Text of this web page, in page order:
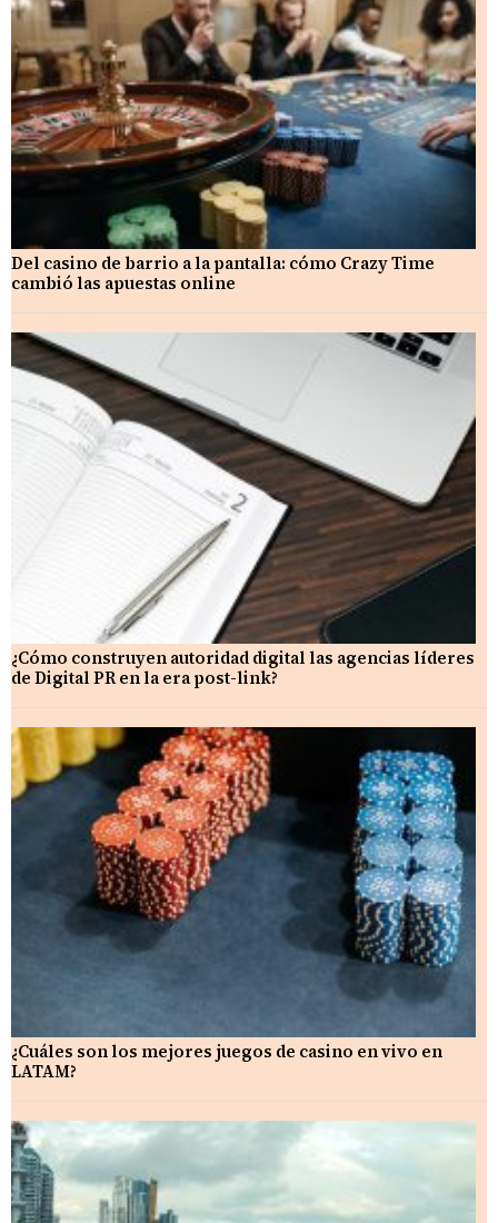
Del casino de barrio a la pantalla: cómo Crazy Time
cambió las apuestas online
¿Cómo construyen autoridad digital las agencias líderes
de Digital PR en la era post-link?
¿Cuáles son los mejores juegos de casino en vivo en
LATAM?